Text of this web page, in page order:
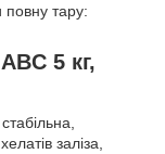
тару:
5 кг,
заліза,